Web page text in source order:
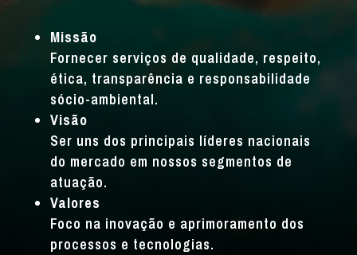
Missão
Fornecer serviços de qualidade, respeito,
ética, transparência e responsabilidade
sócio-ambiental.
Visão
Ser uns dos principais líderes nacionais
do mercado em nossos segmentos de
atuação.
Valores
Foco na inovação e aprimoramento dos
processos e tecnologias.